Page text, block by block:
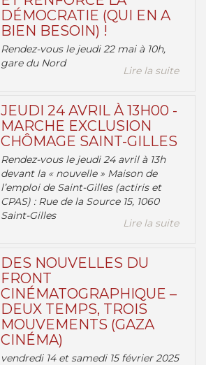
DÉMOCRATIE (QUI EN A
BIEN BESOIN) !
Rendez-vous le jeudi 22 mai à 10h,
gare du Nord
Lire la suite
JEUDI 24 AVRIL À 13H00 -
MARCHE EXCLUSION
CHÔMAGE SAINT-GILLES
Rendez-vous le jeudi 24 avril à 13h
devant la « nouvelle » Maison de
l’emploi de Saint-Gilles (actiris et
CPAS) : Rue de la Source 15, 1060
Saint-Gilles
Lire la suite
DES NOUVELLES DU
FRONT
CINÉMATOGRAPHIQUE –
DEUX TEMPS, TROIS
MOUVEMENTS (GAZA
CINÉMA)
vendredi 14 et samedi 15 février 2025